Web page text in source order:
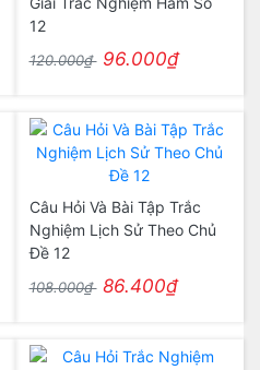
12
120.000₫ 96.000₫
Câu Hỏi Và Bài Tập Trắc
Nghiệm Lịch Sử Theo Chủ
Đề 12
108.000₫ 86.400₫